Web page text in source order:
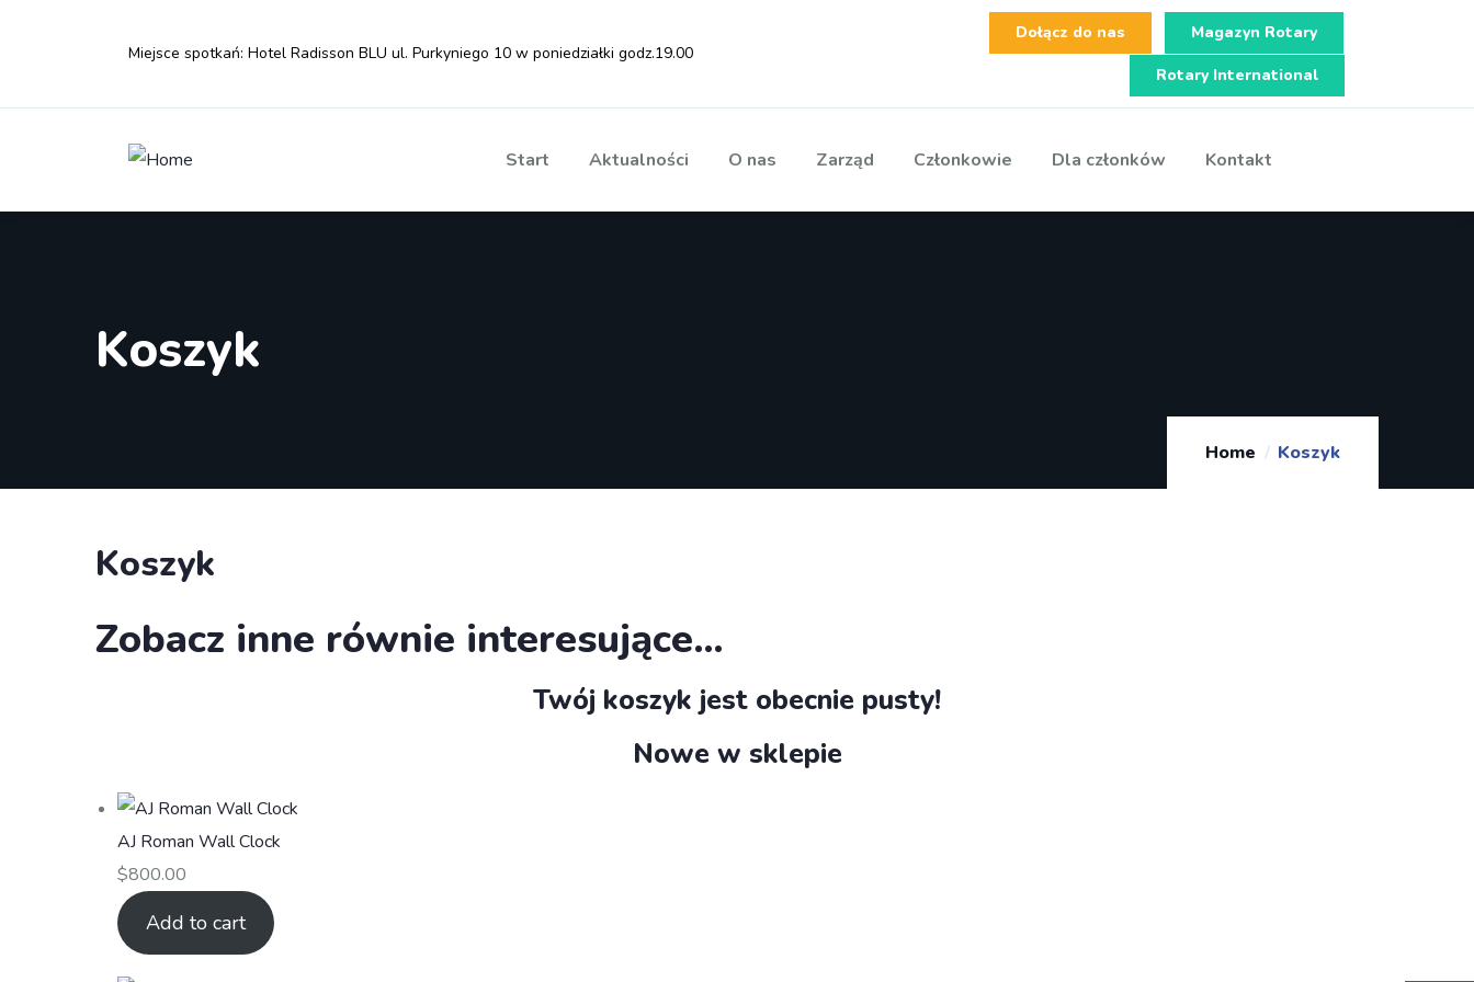
Miejsce spotkań: Hotel Radisson BLU ul. Purkyniego 10 w poniedziałki godz.19.00
Dołącz do nas Magazyn Rotary
Rotary International
Start Aktualności O nas Zarząd Członkowie Dla członków Kontakt
Koszyk
Home Koszyk
Koszyk
Zobacz inne równie interesujące…
Twój koszyk jest obecnie pusty!
Nowe w sklepie
AJ Roman Wall Clock
$800.00
Add to cart